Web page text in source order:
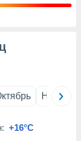
Ноябрь
+16°C